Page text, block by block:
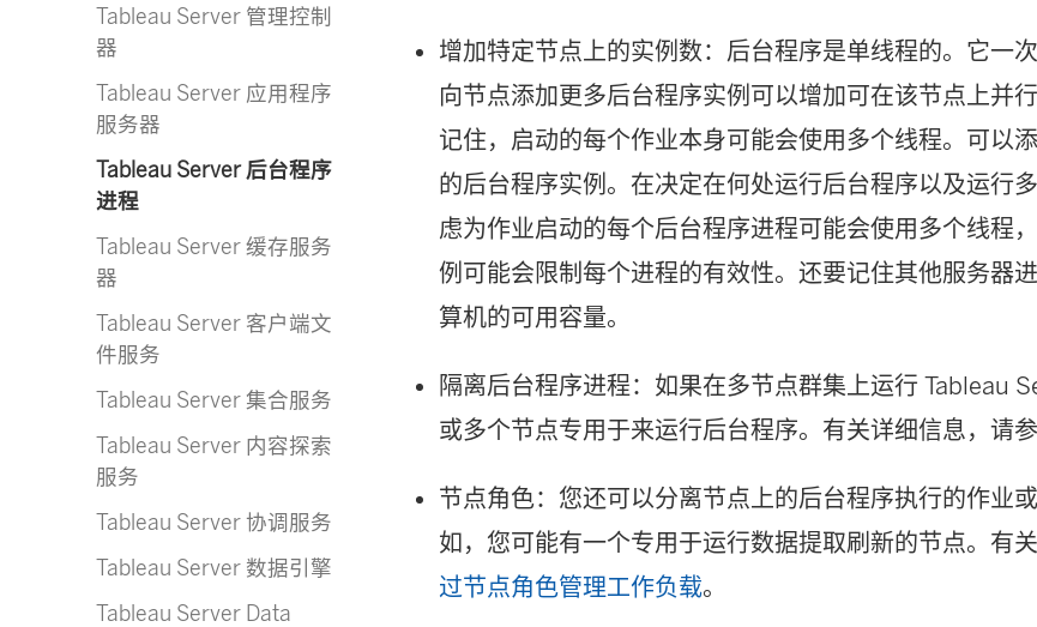
Tableau Server 管理控制
器
Tableau Server 应用程序
服务器
Tableau Server 后台程序
进程
Tableau Server 缓存服务
器
Tableau Server 客户端文
件服务
Tableau Server 集合服务
Tableau Server 内容探索
服务
Tableau Server 协调服务
Tableau Server 数据引擎
Tableau Server Data
增加特定节点上的实例数： 后台程序是单线程的。它一
向节点添加更多后台程序实例可以增加可在该节点上并
记住，启动的每个作业本身可能会使用多个线程。可以
的后台程序实例。在决定在何处运行后台程序以及运行
虑为作业启动的每个后台程序进程可能会使用多个线程
例可能会限制每个进程的有效性。还要记住其他服务器
算机的可用容量。
隔离后台程序进程： 如果在多节点群集上运行 Tableau
或多个节点专用于来运行后台程序。有关详细信息，请
节点角色： 您还可以分离节点上的后台程序执行的作业
如，您可能有一个专用于运行数据提取刷新的节点。有
过节点角色管理工作负载。